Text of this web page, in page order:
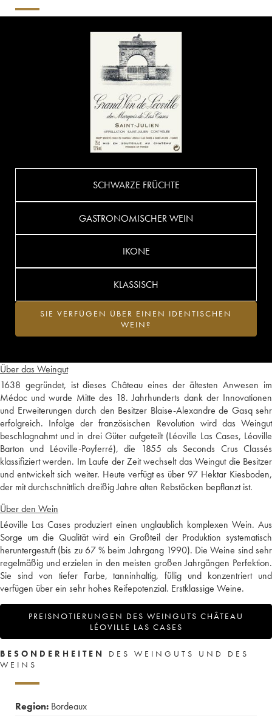
Über das Weingut
1638 gegründet, ist dieses Château eines der ältesten Anwesen im
Médoc und wurde Mitte des 18. Jahrhunderts dank der Innovationen
und Erweiterungen durch den Besitzer Blaise-Alexandre de Gasq sehr
erfolgreich. Infolge der französischen Revolution wird das Weingut
beschlagnahmt und in drei Güter aufgeteilt (Léoville Las Cases, Léoville
Barton und Léoville-Poyferré), die 1855 als Seconds Crus Classés
klassifiziert werden. Im Laufe der Zeit wechselt das Weingut die Besitzer
und entwickelt sich weiter. Heute verfügt es über 97 Hektar Kiesboden,
der mit durchschnittlich dreißig Jahre alten Rebstöcken bepflanzt ist.
Über den Wein
Léoville Las Cases produziert einen unglaublich komplexen Wein. Aus
Sorge um die Qualität wird ein Großteil der Produktion systematisch
heruntergestuft (bis zu 67 % beim Jahrgang 1990). Die Weine sind sehr
regelmäßig und erzielen in den meisten großen Jahrgängen Perfektion.
Sie sind von tiefer Farbe, tanninhaltig, füllig und konzentriert und
verfügen über ein sehr hohes Reifepotenzial. Erstklassige Weine.
PREISNOTIERUNGEN DES WEINGUTS CHÂTEAU
LÉOVILLE LAS CASES
SCHWARZE FRÜCHTE
GASTRONOMISCHER WEIN
IKONE
KLASSISCH
SIE VERFÜGEN ÜBER EINEN IDENTISCHEN
WEIN?
BESONDERHEITEN
DES WEINGUTS UND DES
WEINS
Region: Bordeaux